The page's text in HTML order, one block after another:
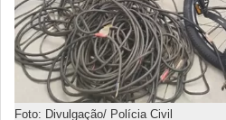
Foto: Divulgação/ Polícia Civil